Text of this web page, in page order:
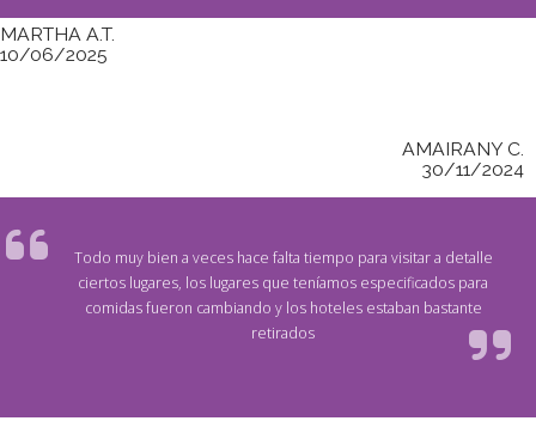
MARTHA A.T.
10/06/2025
AMAIRANY C.
30/11/2024
Todo muy bien a veces hace falta tiempo para visitar a detalle
ciertos lugares, los lugares que teníamos especificados para
comidas fueron cambiando y los hoteles estaban bastante
retirados